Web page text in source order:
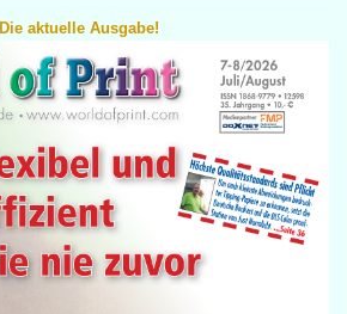
Die aktuelle Ausgabe!